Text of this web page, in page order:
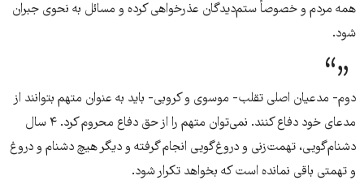
همه مردم و خصوصاً ستم‌دیدگان عذرخواهی کرده و مسائل به نحوی جبران
شود.
دوم- مدعیان اصلی تقلب- موسوی و کروبی- باید به عنوان متهم بتوانند از
مدعای خود دفاع کنند. نمی‌توان متهم را از حق دفاع محروم کرد. ۴ سال
دشنام‌گویی، تهمت‌زنی و دروغ‌گویی انجام گرفته و دیگر هیچ دشنام و دروغ
و تهمتی باقی نمانده است که بخواهد تکرار شود.